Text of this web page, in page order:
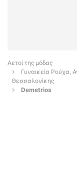
Αετοί της μόδας
Γυναικεία Ρούχα,
Θεσσαλονίκης
Demetrios